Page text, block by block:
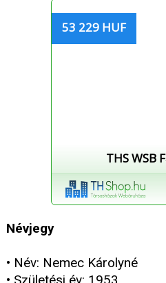
53 229 HUF
THS WSB
Névjegy
• Név: Nemec Károlyné